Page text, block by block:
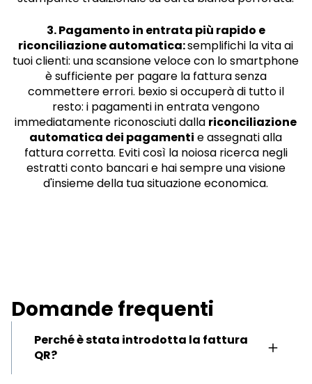
3. Pagamento in entrata più rapido e
riconciliazione automatica:semplifichi la vita ai
tuoi clienti: una scansione veloce con lo smartphone
è sufficiente per pagare la fattura senza
commettere errori. bexio si occuperà di tutto il
resto: i pagamenti in entrata vengono
immediatamente riconosciuti dalla riconciliazione
automatica dei pagamenti e assegnati alla
fattura corretta. Eviti così la noiosa ricerca negli
estratti conto bancari e hai sempre una visione
d'insieme della tua situazione economica.
Domande frequenti
Perché è stata introdotta la fattura
QR?